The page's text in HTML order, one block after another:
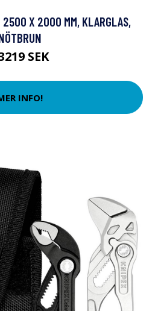
2500 X 2000 MM, KLARGLAS,
SEK
INFO!